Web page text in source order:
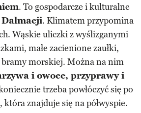
. To gospodarcze i kulturalne
Dalmacji. Klimatem przypomina
Wąskie uliczki z wyślizganymi
małe zacienione zaułki,
morskiej. Można na nim
i owoce, przyprawy i
trzeba powłóczyć się po
która znajduje się na półwyspie.